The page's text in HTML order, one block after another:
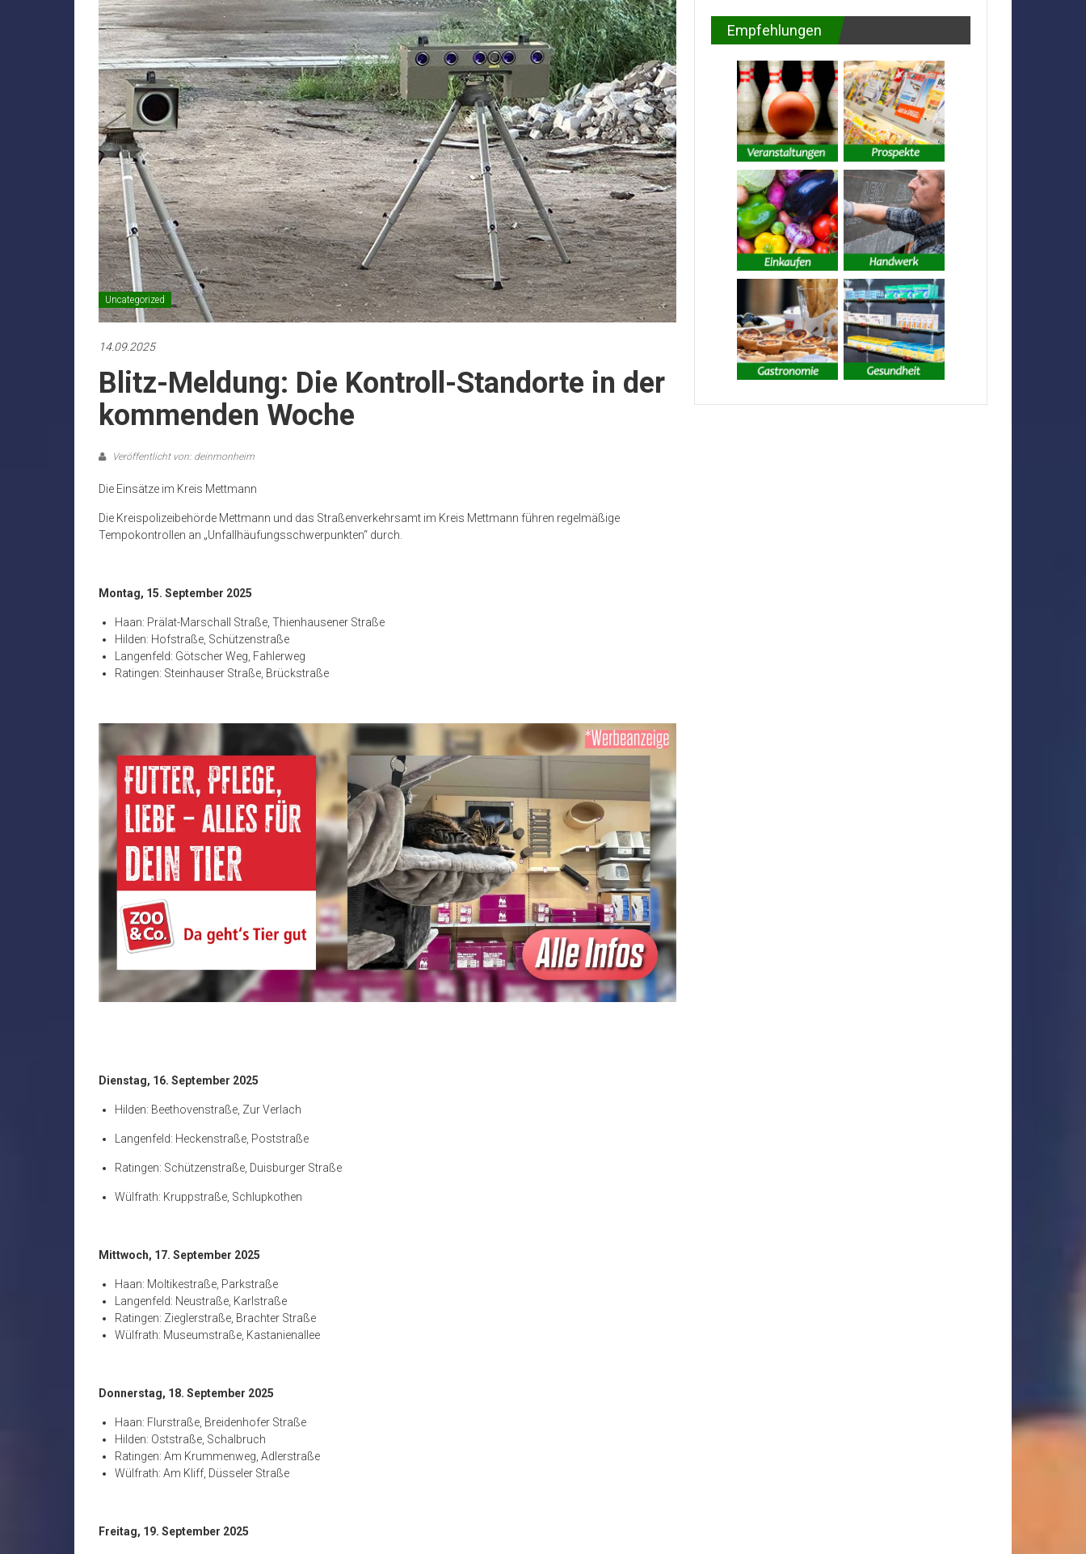
Uncategorized
14.09.2025
Blitz-Meldung: Die Kontroll-Standorte in der
kommenden Woche
Veröffentlicht von: deinmonheim
Die Einsätze im Kreis Mettmann
Die Kreispolizeibehörde Mettmann und das Straßenverkehrsamt im Kreis Mettmann führen regelmäßige
Tempokontrollen an „Unfallhäufungsschwerpunkten“ durch.
Montag, 15. September 2025
Haan: Prälat-Marschall Straße, Thienhausener Straße
Hilden: Hofstraße, Schützenstraße
Langenfeld: Götscher Weg, Fahlerweg
Ratingen: Steinhauser Straße, Brückstraße
Dienstag, 16. September 2025
Hilden: Beethovenstraße, Zur Verlach
Langenfeld: Heckenstraße, Poststraße
Ratingen: Schützenstraße, Duisburger Straße
Wülfrath: Kruppstraße, Schlupkothen
Mittwoch, 17. September 2025
Haan: Moltikestraße, Parkstraße
Langenfeld: Neustraße, Karlstraße
Ratingen: Zieglerstraße, Brachter Straße
Wülfrath: Museumstraße, Kastanienallee
Donnerstag, 18. September 2025
Haan: Flurstraße, Breidenhofer Straße
Hilden: Oststraße, Schalbruch
Ratingen: Am Krummenweg, Adlerstraße
Wülfrath: Am Kliff, Düsseler Straße
Freitag, 19. September 2025
Empfehlungen